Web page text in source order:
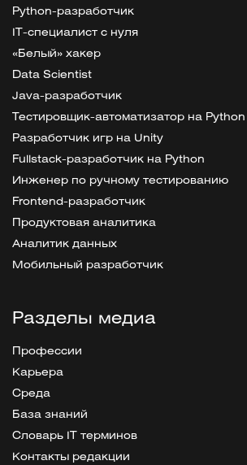
Python-разработчик
IT-специалист с нуля
«Белый» хакер
Data Scientist
Java-разработчик
Тестировщик-автоматизатор на Python
Разработчик игр на Unity
Fullstack-разработчик на Python
Инженер по ручному тестированию
Frontend-разработчик
Продуктовая аналитика
Аналитик данных
Мобильный разработчик
Разделы медиа
Профессии
Карьера
Среда
База знаний
Словарь IT терминов
Контакты редакции